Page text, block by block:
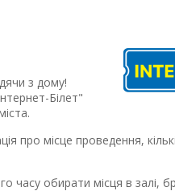
з дому!
Білет"
місце проведення,
часу обирати місця в залі,